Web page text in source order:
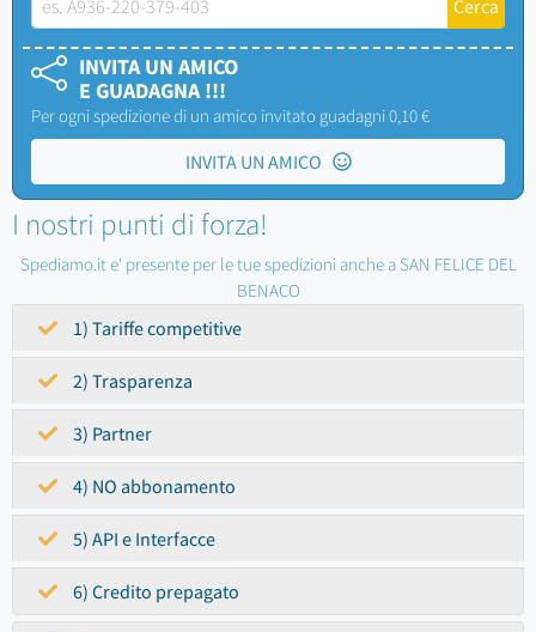
INVITA UN AMICO
E GUADAGNA !!!
Per ogni spedizione di un amico invitato guadagni 0,10 €
INVITA UN AMICO
I nostri punti di forza!
Spediamo.it e' presente per le tue spedizioni anche a SAN FELICE DEL
BENACO
1) Tariffe competitive
2) Trasparenza
3) Partner
4) NO abbonamento
5) API e Interfacce
6) Credito prepagato